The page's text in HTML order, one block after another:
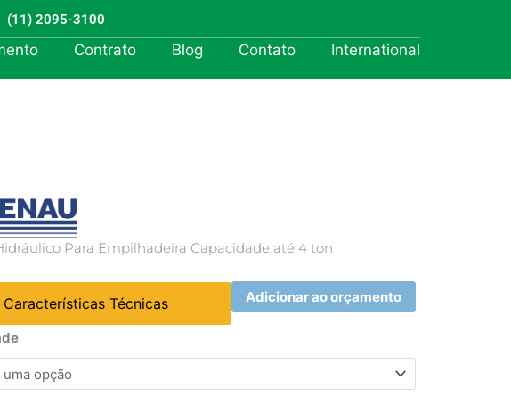
(11) 2095-3100
Contrato Blog Contato International
Para Empilhadeira Capacidade até 4 ton
Características Técnicas Adicionar ao orçamento